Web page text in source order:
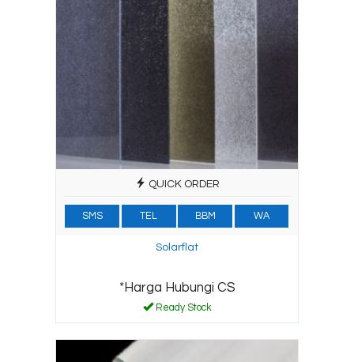
QUICK ORDER
SMS TEL BBM WA
Solarflat
*Harga Hubungi CS
Ready Stock